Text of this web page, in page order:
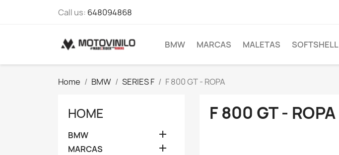
Call us: 648094868
BMW MARCAS MALETAS SOFTSHELL
Home BMW SERIES F F 800 GT - ROPA
HOME
BMW 
MARCAS 
F 800 GT - ROPA